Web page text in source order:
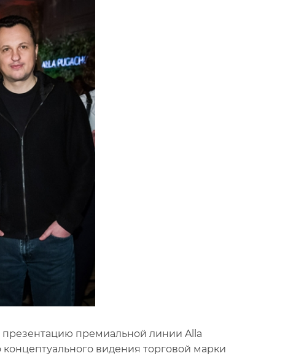
презентацию премиальной линии Alla
видения торговой марки